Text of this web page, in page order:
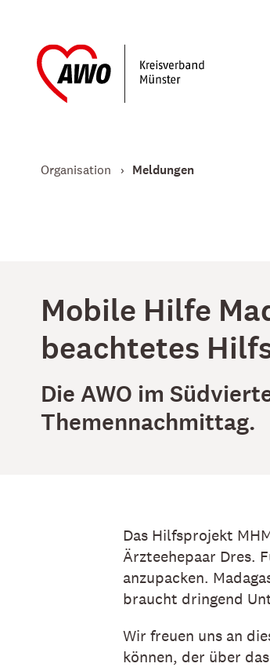
Organisation Meldungen
Mobile Hilfe
beachtetes
Die AWO im
Themennachmittag.
Das Hilfsprojekt
Ärzteehepaar Dres.
anzupacken.
braucht dringend
Wir freuen uns an
können, der über